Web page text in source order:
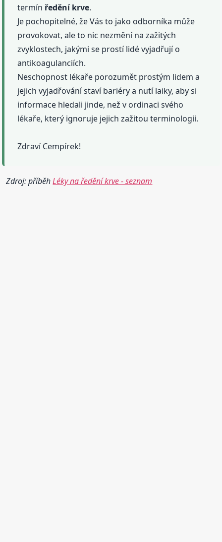
termín ředění krve.
Je pochopitelné, že Vás to jako odborníka může
provokovat, ale to nic nezmění na zažitých
zvyklostech, jakými se prostí lidé vyjadřují o
antikoagulanciích.
Neschopnost lékaře porozumět prostým lidem a
jejich vyjadřování staví bariéry a nutí laiky, aby si
informace hledali jinde, než v ordinaci svého
lékaře, který ignoruje jejich zažitou terminologii.
Zdraví Cempírek!
Zdroj: příběhLéky na ředění krve - seznam